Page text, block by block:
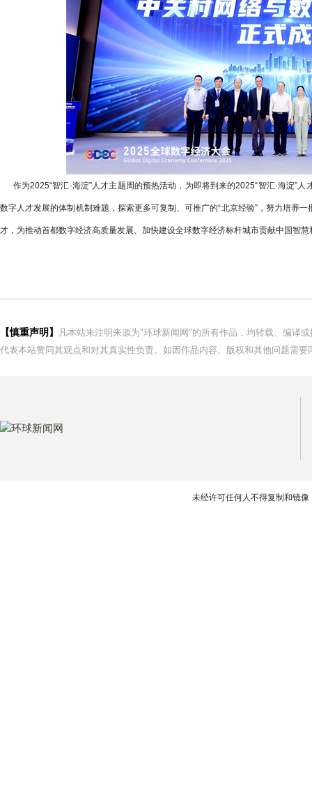
作为2025“智汇·海淀”人才主题周的预热活动，为即将到来的2025“智汇·海淀”
数字人才发展的体制机制难题，探索更多可复制、可推广的“北京经验”，努力培养
才，为推动首都数字经济高质量发展、加快建设全球数字经济标杆城市贡献中国智慧
【慎重声明】
凡本站未注明来源为"环球新闻网"的所有作品，均转载、编译
代表本站赞同其观点和对其真实性负责。如因作品内容、版权和其他问题需
未经许可任何人不得复制和镜